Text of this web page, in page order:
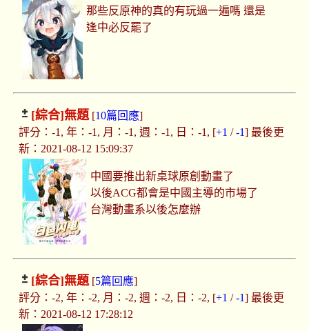
那些反原神的真的有玩過一遍嗎 還是
逢中必反罷了
[綜合]無題[10篇回應]
評分：-1, 年：-1, 月：-1, 週：-1, 日：-1, [+1 /-1] 最後更
新：2021-08-12 15:09:37
中國要推出新桌球原創動畫了
以後ACG都會是中國主導的市場了
台灣動畫系以後怎麼辦
[綜合]無題[5篇回應]
評分：-2, 年：-2, 月：-2, 週：-2, 日：-2, [+1 /-1] 最後更
新：2021-08-12 17:28:12